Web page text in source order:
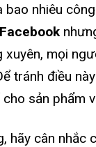
bao nhiêu
xuyên, mọi
tránh điều
sản phẩm
hãy cân nhắc